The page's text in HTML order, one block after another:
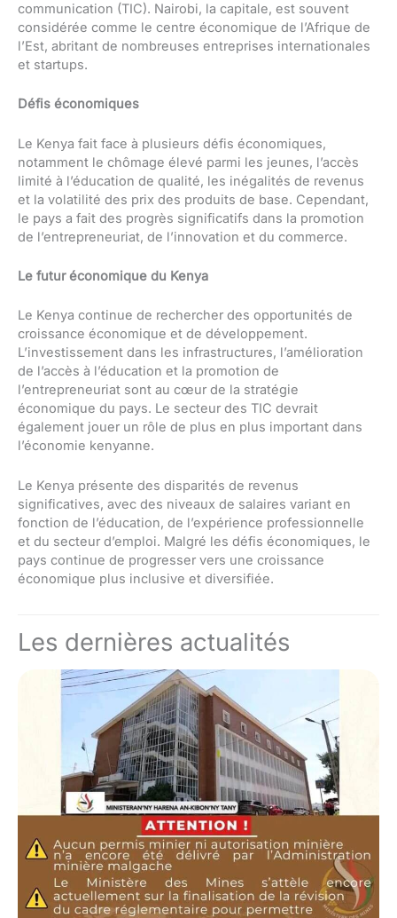
communication (TIC). Nairobi, la capitale, est souvent
considérée comme le centre économique de l’Afrique de
l’Est, abritant de nombreuses entreprises internationales
et startups.
Défis économiques
Le Kenya fait face à plusieurs défis économiques,
notamment le chômage élevé parmi les jeunes, l’accès
limité à l’éducation de qualité, les inégalités de revenus
et la volatilité des prix des produits de base. Cependant,
le pays a fait des progrès significatifs dans la promotion
de l’entrepreneuriat, de l’innovation et du commerce.
Le futur économique du Kenya
Le Kenya continue de rechercher des opportunités de
croissance économique et de développement.
L’investissement dans les infrastructures, l’amélioration
de l’accès à l’éducation et la promotion de
l’entrepreneuriat sont au cœur de la stratégie
économique du pays. Le secteur des TIC devrait
également jouer un rôle de plus en plus important dans
l’économie kenyanne.
Le Kenya présente des disparités de revenus
significatives, avec des niveaux de salaires variant en
fonction de l’éducation, de l’expérience professionnelle
et du secteur d’emploi. Malgré les défis économiques, le
pays continue de progresser vers une croissance
économique plus inclusive et diversifiée.
Les dernières actualités